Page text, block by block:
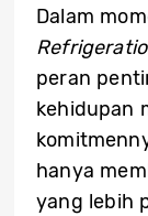
Dalam
peran
kehidupan
hanya
yang lebih